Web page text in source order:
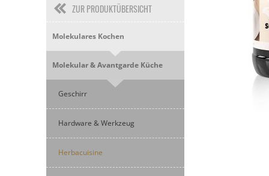
ZUR PRODUKTÜBERSICHT
Molekulares Kochen
Molekular & Avantgarde Küche
Geschirr
Hardware & Werkzeug
Herbacuisine